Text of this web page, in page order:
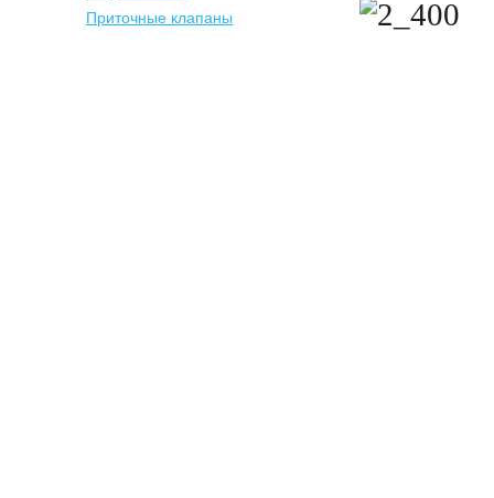
Приточные клапаны